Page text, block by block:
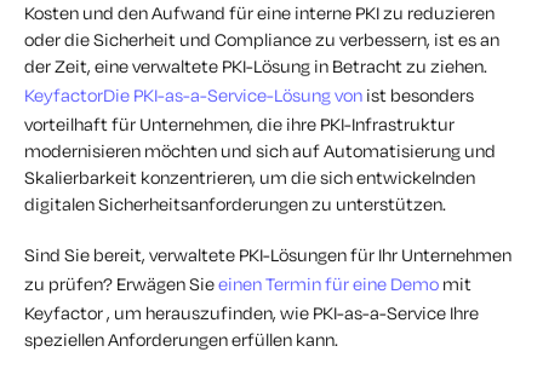
Kosten und den Aufwand für eine interne PKI zu reduzieren
oder die Sicherheit und Compliance zu verbessern, ist es an
der Zeit, eine verwaltete PKI-Lösung in Betracht zu ziehen.
KeyfactorDie PKI-as-a-Service-Lösung von ist besonders
vorteilhaft für Unternehmen, die ihre PKI-Infrastruktur
modernisieren möchten und sich auf Automatisierung und
Skalierbarkeit konzentrieren, um die sich entwickelnden
digitalen Sicherheitsanforderungen zu unterstützen.
Sind Sie bereit, verwaltete PKI-Lösungen für Ihr Unternehmen
zu prüfen? Erwägen Sieeinen Termin für eine Demo mit
Keyfactor , um herauszufinden, wie PKI-as-a-Service Ihre
speziellen Anforderungen erfüllen kann.